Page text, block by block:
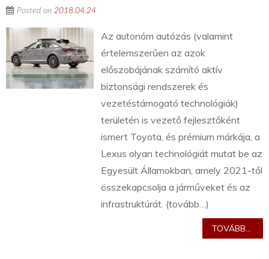
Posted on 2018.04.24
Az autonóm autózás (valamint
értelemszerűen az azok
előszobájának számító aktív
biztonsági rendszerek és
vezetéstámogató technológiák)
területén is vezető fejlesztőként
ismert Toyota, és prémium márkája, a
Lexus olyan technológiát mutat be az
Egyesült Államokban, amely 2021-től
összekapcsolja a járműveket és az
infrastruktúrát. (tovább…)
TOVÁBB...